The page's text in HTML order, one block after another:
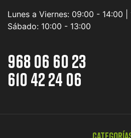
Lunes a Viernes: 09:00 - 14:00 |
Sábado: 10:00 - 13:00
968 06 60 23
610 42 24 06